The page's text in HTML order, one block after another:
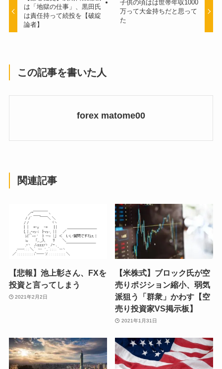
は「地獄の仕事」、黒田氏
は責任持って続投を【破綻
論者】
子供の頃はは世帯年収1000
万って大金持ちだと思って
た
この記事を書いた人
forex matome00
関連記事
【悲報】池上彰さん、FXを
投資と言ってしまう
2021年2月2日
【米株式】ブロック氏が空
売りポジション縮小、弱気
派狙う「群衆」かわす【空
売り投資家VS掲示板】
2021年1月31日